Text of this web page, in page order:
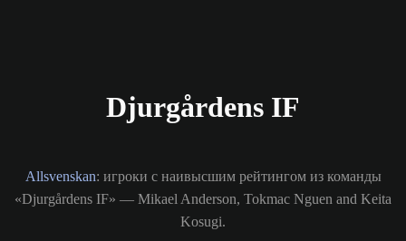
Djurgårdens IF
Allsvenskan: игроки с наивысшим рейтингом из команды
«Djurgårdens IF» — Mikael Anderson, Tokmac Nguen and Keita
Kosugi.